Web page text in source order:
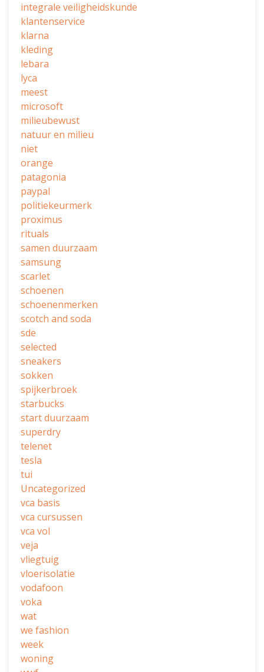
integrale veiligheidskunde
klantenservice
klarna
kleding
lebara
lyca
meest
microsoft
milieubewust
natuur en milieu
niet
orange
patagonia
paypal
politiekeurmerk
proximus
rituals
samen duurzaam
samsung
scarlet
schoenen
schoenenmerken
scotch and soda
sde
selected
sneakers
sokken
spijkerbroek
starbucks
start duurzaam
superdry
telenet
tesla
tui
Uncategorized
vca basis
vca cursussen
vca vol
veja
vliegtuig
vloerisolatie
vodafoon
voka
wat
we fashion
week
woning